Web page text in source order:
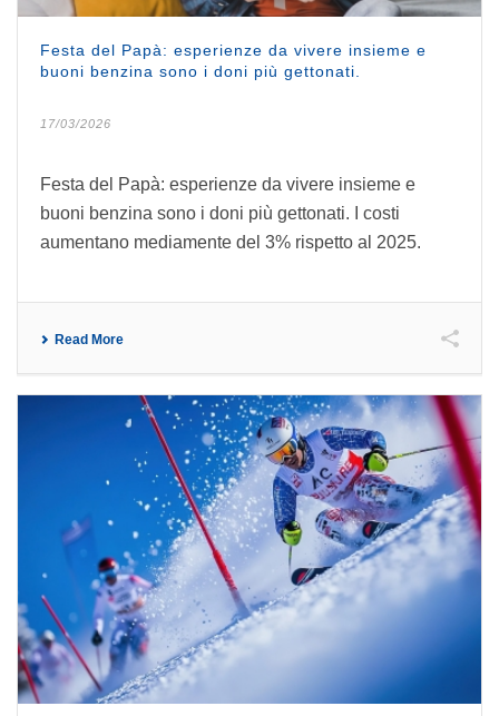
Festa del Papà: esperienze da vivere insieme e
buoni benzina sono i doni più gettonati.
17/03/2026
Festa del Papà: esperienze da vivere insieme e
buoni benzina sono i doni più gettonati. I costi
aumentano mediamente del 3% rispetto al 2025.
Read More